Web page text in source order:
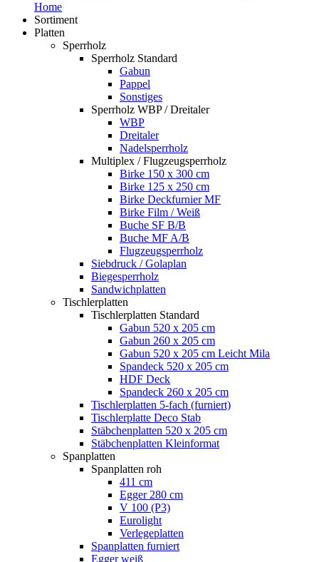
Home
Sortiment
Platten
Sperrholz
Sperrholz Standard
Gabun
Pappel
Sonstiges
Sperrholz WBP / Dreitaler
WBP
Dreitaler
Nadelsperrholz
Multiplex / Flugzeugsperrholz
Birke 150 x 300 cm
Birke 125 x 250 cm
Birke Deckfurnier MF
Birke Film / Weiß
Buche SF B/B
Buche MF A/B
Flugzeugsperrholz
Siebdruck / Golaplan
Biegesperrholz
Sandwichplatten
Tischlerplatten
Tischlerplatten Standard
Gabun 520 x 205 cm
Gabun 260 x 205 cm
Gabun 520 x 205 cm Leicht Mila
Spandeck 520 x 205 cm
HDF Deck
Spandeck 260 x 205 cm
Tischlerplatten 5-fach (furniert)
Tischlerplatte Deco Stab
Stäbchenplatten 520 x 205 cm
Stäbchenplatten Kleinformat
Spanplatten
Spanplatten roh
411 cm
Egger 280 cm
V 100 (P3)
Eurolight
Verlegeplatten
Spanplatten furniert
Egger weiß